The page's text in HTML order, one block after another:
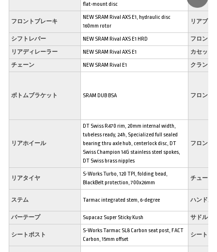
flat-mount disc
フロントブレーキ
NEW SRAM Rival AXS E1, hydraulic disc
160mm rotor
リアブレ
シフトレバー NEW SRAM Rival AXS E1 HRD フロント
リアディレーラー NEW SRAM Rival AXS E1 カセット
チェーン NEW SRAM Rival E1 クランク
ボトムブラケット SRAM DUB BSA フロント
リアホイール
DT Swiss R470 rim, 20mm internal width,
tubeless ready, 24h, Specialized full sealed
bearing thru axle hub, centerlock disc, DT
Swiss Champion 14G stainless steel spokes,
DT Swiss brass nipples
フロント
リアタイヤ
S-Works Turbo, 120 TPI, folding bead,
BlackBelt protection, 700x26mm
チューブ
ステム Tarmac integrated stem, 6-degree ハンドル
バーテープ Supacaz Super Sticky Kush サドル
シートポスト
S-Works Tarmac SL8 Carbon seat post, FACT
Carbon, 15mm offset
シートク